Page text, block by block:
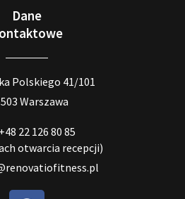
Dane
Polskiego 41/101
Warszawa
22 126 80 85
otwarcia recepcji)